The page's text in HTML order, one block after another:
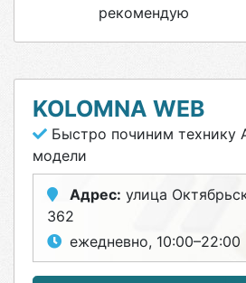
рекомендую
KOLOMNA WEB
Быстро починим технику
модели
Адрес: улица
362
ежедневно, 10:00–22:00